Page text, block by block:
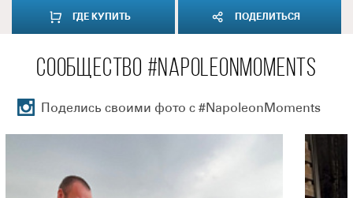
ГДЕ КУПИТЬ ПОДЕЛИТЬСЯ
СООБЩЕСТВО #NAPOLEONMOMENTS
Поделись своими фото с #NapoleonMoments